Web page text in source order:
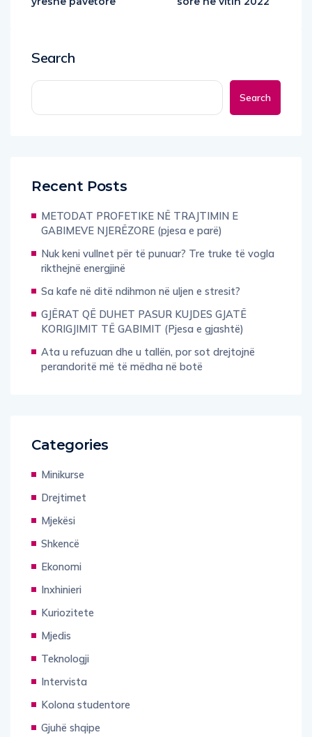
Search
Search
Recent Posts
METODAT PROFETIKE NË TRAJTIMIN E
GABIMEVE NJERËZORE (pjesa e parë)
Nuk keni vullnet për të punuar? Tre truke të vogla
rikthejnë energjinë
Sa kafe në ditë ndihmon në uljen e stresit?
GJËRAT QË DUHET PASUR KUJDES GJATË
KORIGJIMIT TË GABIMIT (Pjesa e gjashtë)
Ata u refuzuan dhe u tallën, por sot drejtojnë
perandoritë më të mëdha në botë
Categories
Minikurse
Drejtimet
Mjekësi
Shkencë
Ekonomi
Inxhinieri
Kuriozitete
Mjedis
Teknologji
Intervista
Kolona studentore
Gjuhë shqipe